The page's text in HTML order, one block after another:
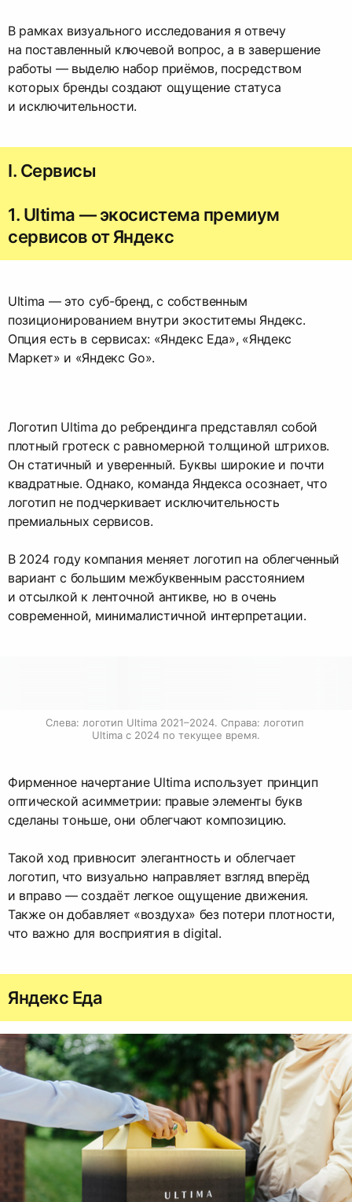
В рамках визуального исследования я отвечу
на поставленный ключевой вопрос, а в завершение
работы — выделю набор приёмов, посредством
которых бренды создают ощущение статуса
и исключительности.
I. Сервисы
1. Ultima — экосистема премиум
сервисов от Яндекс
Ultima — это суб-бренд, с собственным
позиционированием внутри экоститемы Яндекс.
Опция есть в сервисах: «Яндекс Еда», «Яндекс
Маркет» и «Яндекс Go».
Логотип Ultima до ребрендинга представлял собой
плотный гротеск с равномерной толщиной штрихов.
Он статичный и уверенный. Буквы широкие и почти
квадратные. Однако, команда Яндекса осознает, что
логотип не подчеркивает исключительность
премиальных сервисов.
В 2024 году компания меняет логотип на облегченный
вариант с большим межбуквенным расстоянием
и отсылкой к ленточной антикве, но в очень
современной, минималистичной интерпретации.
Слева: логотип Ultima 2021–2024. Справа: логотип
Ultima с 2024 по текущее время.
Фирменное начертание Ultima использует принцип
оптической асимметрии: правые элементы букв
сделаны тоньше, они облегчают композицию.
Такой ход привносит элегантность и облегчает
логотип, что визуально направляет взгляд вперёд
и вправо — создаёт легкое ощущение движения.
Также он добавляет «воздуха» без потери плотности,
что важно для восприятия в digital.
Яндекс Еда